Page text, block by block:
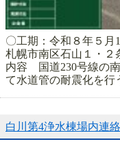
〇工期：令和８年５
札幌市南区石山１・２
内容 国道230号線の
て水道管の耐震化を
白川第4浄水棟場内連